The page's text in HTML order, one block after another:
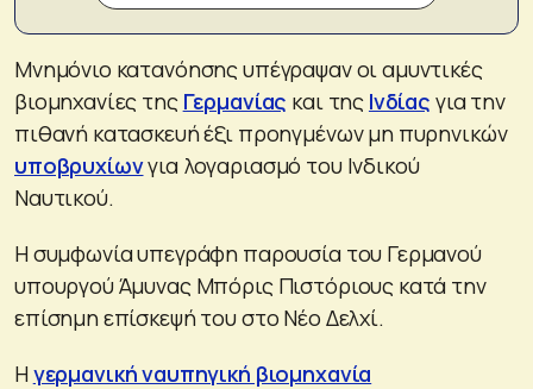
Μνημόνιο κατανόησης υπέγραψαν οι αμυντικές
βιομηχανίες της Γερμανίας και της Ινδίας για την
πιθανή κατασκευή έξι προηγμένων μη πυρηνικών
υποβρυχίωνγια λογαριασμό του Ινδικού
Ναυτικού.
Η συμφωνία υπεγράφη παρουσία του Γερμανού
υπουργού Άμυνας Μπόρις Πιστόριους κατά την
επίσημη επίσκεψή του στο Νέο Δελχί.
Ηγερμανική ναυπηγική βιομηχανία